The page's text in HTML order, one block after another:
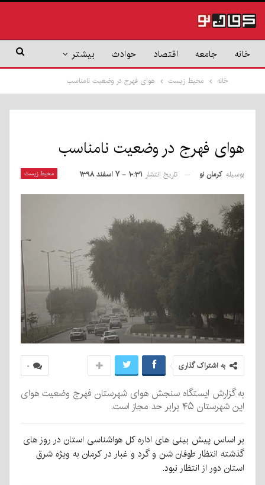
خانه جامعه اقتصاد حوادث بیشتر
خانه محیط زیست هوای فهرج در وضعیت نامناسب
هوای فهرج در وضعیت نامناسب
محیط زیست بوسیله کرمان نو تاریخ انتشار ۱۰:۳۱ - ۷ اسفند ۱۳۹۸
۰ به اشتراک گذاری
به گزارش ایستگاه سنجش هوای شهرستان فهرج وضعیت هوای
این شهرستان ۴۵ برابر حد مجاز است.
بر اساس پیش بینی های اداره کل هواشناسی استان در روز های
گذشته انتظار طوفان شن و گرد و غبار در کرمان به ویژه شرق
استان دور از انتظار نبود.